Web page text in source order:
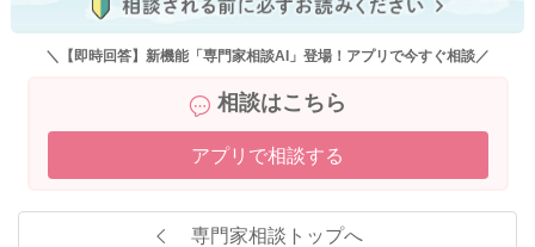
＼【即時回答】新機能「専門家相談AI」登場！アプリで今すぐ相談／
相談はこちら
アプリで相談する
専門家相談トップへ